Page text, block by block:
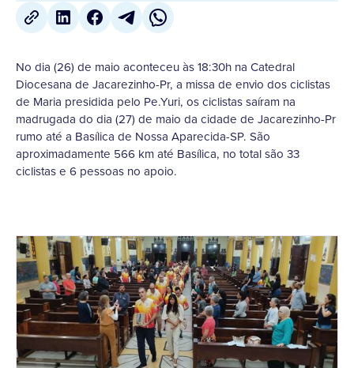
No dia (26) de maio aconteceu às 18:30h na Catedral
Diocesana de Jacarezinho-Pr, a missa de envio dos ciclistas
de Maria presidida pelo Pe.Yuri, os ciclistas saíram na
madrugada do dia (27) de maio da cidade de Jacarezinho-Pr
rumo até a Basílica de Nossa Aparecida-SP. São
aproximadamente 566 km até Basílica, no total são 33
ciclistas e 6 pessoas no apoio.